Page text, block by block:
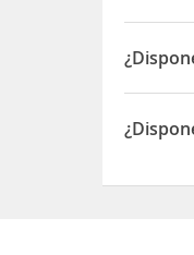
Sí, el
Sí, el